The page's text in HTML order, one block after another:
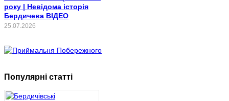
року | Невідома історія
Бердичева ВІДЕО
25.07.2026
Популярні статті